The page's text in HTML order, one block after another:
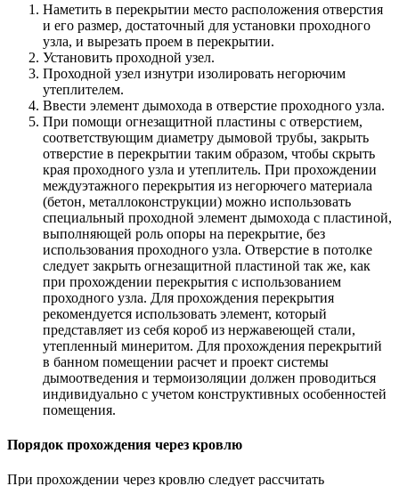
Наметить в перекрытии место расположения отверстия
и его размер, достаточный для установки проходного
узла, и вырезать проем в перекрытии.
Установить проходной узел.
Проходной узел изнутри изолировать негорючим
утеплителем.
Ввести элемент дымохода в отверстие проходного узла.
При помощи огнезащитной пластины с отверстием,
соответствующим диаметру дымовой трубы, закрыть
отверстие в перекрытии таким образом, чтобы скрыть
края проходного узла и утеплитель. При прохождении
междуэтажного перекрытия из негорючего материала
(бетон, металлоконструкции) можно использовать
специальный проходной элемент дымохода с пластиной,
выполняющей роль опоры на перекрытие, без
использования проходного узла. Отверстие в потолке
следует закрыть огнезащитной пластиной так же, как
при прохождении перекрытия с использованием
проходного узла. Для прохождения перекрытия
рекомендуется использовать элемент, который
представляет из себя короб из нержавеющей стали,
утепленный минеритом. Для прохождения перекрытий
в банном помещении расчет и проект системы
дымоотведения и термоизоляции должен проводиться
индивидуально с учетом конструктивных особенностей
помещения.
Порядок прохождения через кровлю
При прохождении через кровлю следует рассчитать